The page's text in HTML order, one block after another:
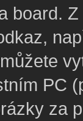
board.
PC
za